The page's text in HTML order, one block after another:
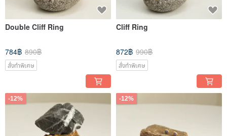
Double Cliff Ring
784฿ 890฿
สั่งทำพิเศษ
Cliff Ring
872฿ 990฿
สั่งทำพิเศษ
-12% -12%